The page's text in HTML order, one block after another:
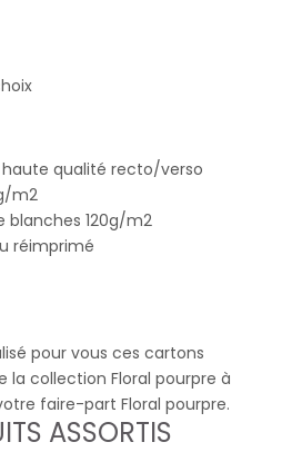
qualité recto/verso
m2
blanches 120g/m2
réimprimé
pour vous ces cartons
la collection Floral pourpre à
faire-part Floral pourpre.
ASSORTIS